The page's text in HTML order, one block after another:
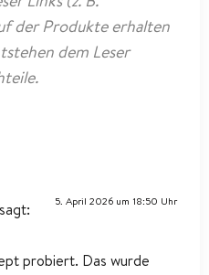
der Produkte erhalten
dem Leser
sagt: 5. April 2026 um 18:50 Uhr
probiert. Das wurde